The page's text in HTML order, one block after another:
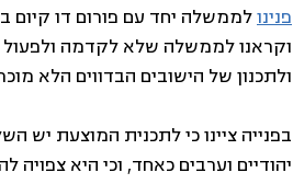
פנינו לממשלה יחד עם פורום דו קיום
וקראנו לממשלה שלא לקדמה ולפעול
ולתכנון של הישובים הבדווים הלא
בפנייה ציינו כי לתכנית המוצעת יש
יהודיים וערבים כאחד, וכי היא